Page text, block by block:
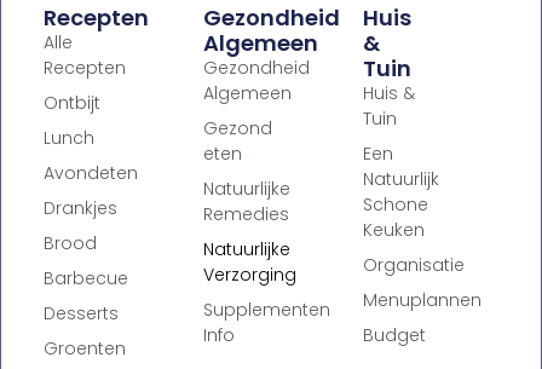
Recepten
Alle
Recepten
Ontbijt
Lunch
Avondeten
Drankjes
Brood
Barbecue
Desserts
Groenten
Gezondheid
Algemeen
Gezondheid
Algemeen
Gezond
eten
Natuurlijke
Remedies
Natuurlijke
Verzorging
Supplementen
Info
Huis
&
Tuin
Huis &
Tuin
Een
Natuurlijk
Schone
Keuken
Organisatie
Menuplannen
Budget